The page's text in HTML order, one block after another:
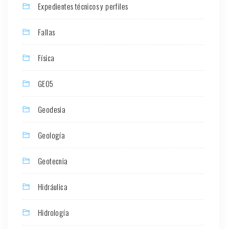
Expedientes técnicos y perfiles
Fallas
Física
GEO5
Geodesia
Geología
Geotecnia
Hidráulica
Hidrología